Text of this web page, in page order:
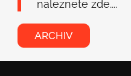
naleznete zde....
ARCHIV